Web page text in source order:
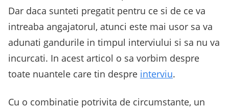
Dar daca sunteti pregatit pentru ce si de ce va
intreaba angajatorul, atunci este mai usor sa va
adunati gandurile in timpul interviului si sa nu va
incurcati. In acest articol o sa vorbim despre
toate nuantele care tin despre interviu.
Cu o combinatie potrivita de circumstante, un